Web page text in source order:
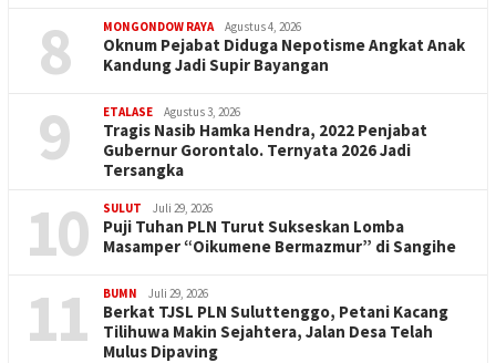
8 MONGONDOW RAYA Agustus 4, 2026
Oknum Pejabat Diduga Nepotisme Angkat Anak
Kandung Jadi Supir Bayangan
9 ETALASE Agustus 3, 2026
Tragis Nasib Hamka Hendra, 2022 Penjabat
Gubernur Gorontalo. Ternyata 2026 Jadi
Tersangka
10 SULUT Juli 29, 2026
Puji Tuhan PLN Turut Sukseskan Lomba
Masamper “Oikumene Bermazmur” di Sangihe
11 BUMN Juli 29, 2026
Berkat TJSL PLN Suluttenggo, Petani Kacang
Tilihuwa Makin Sejahtera, Jalan Desa Telah
Mulus Dipaving